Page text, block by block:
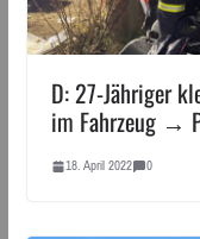
D: 27-Jähriger
im Fahrzeug →
18. April 2022 0